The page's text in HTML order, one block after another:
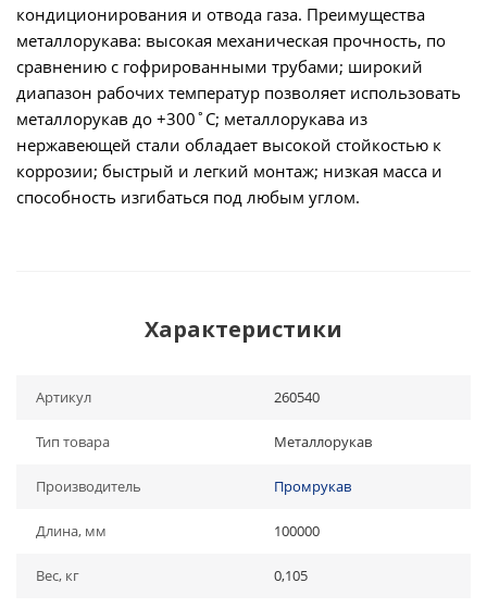
кондиционирования и отвода газа. Преимущества
металлорукава: высокая механическая прочность, по
сравнению с гофрированными трубами; широкий
диапазон рабочих температур позволяет использовать
металлорукав до +300˚С; металлорукава из
нержавеющей стали обладает высокой стойкостью к
коррозии; быстрый и легкий монтаж; низкая масса и
способность изгибаться под любым углом.
Характеристики
Артикул 260540
Тип товара Металлорукав
Производитель Промрукав
Длина, мм 100000
Вес, кг 0,105